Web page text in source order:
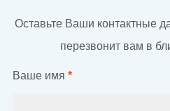
Оставьте Ваши контактные
перезвонит вам в
Ваше имя *